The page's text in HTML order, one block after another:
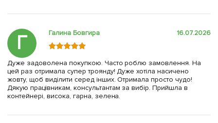
Г Галина Бовгира 16.07.2026
Дуже задоволена покупкою. Часто роблю замовлення. На
цей раз отримала супер троянду! Дуже хотіла насичено
жовту, щоб виділити серед інших. Отримала просто чудо!
Дякую працівникам, консультантам за вибір. Прийшла в
контейнері, висока, гарна, зелена.